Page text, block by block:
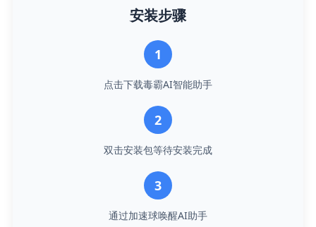
安装步骤
1
点击下载毒霸AI智能助手
2
双击安装包等待安装完成
3
通过加速球唤醒AI助手